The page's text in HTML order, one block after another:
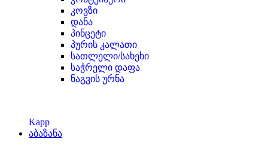
კოვზი
დანა
პინცეტი
პურის კალათი
სათლელი/სახეხი
საჭრელი დაფა
ნაგვის ურნა
Kapp
აბაზანა